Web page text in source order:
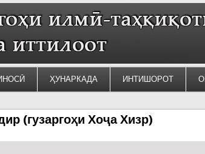
ҲУНАРКАДА ИНТИШОРОТ
(гузаргоҳи Хоҷа Хизр)